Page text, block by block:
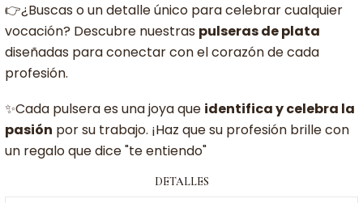
👉¿Buscas o un detalle único para celebrar cualquier
vocación? Descubre nuestras pulseras de plata
diseñadas para conectar con el corazón de cada
profesión.
✨Cada pulsera es una joya que identifica y celebra la
pasión por su trabajo. ¡Haz que su profesión brille con
un regalo que dice "te entiendo"
DETALLES